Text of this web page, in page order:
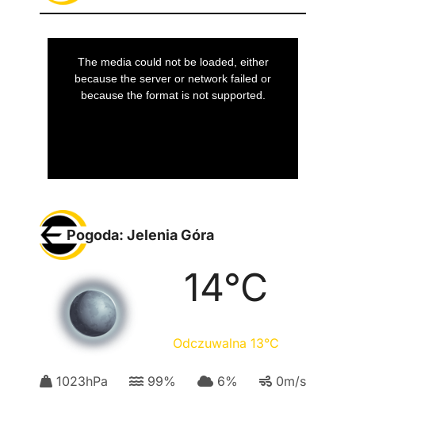
Pogoda: Jelenia Góra
14°C
Odczuwalna 13°C
1023hPa 99% 6% 0m/s